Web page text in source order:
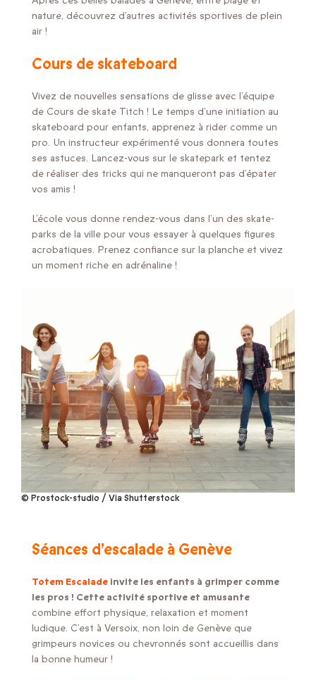
nature, découvrez d’autres activités sportives de plein
air !
Cours de skateboard
Vivez de nouvelles sensations de glisse avec l’équipe
de Cours de skate Titch ! Le temps d’une initiation au
skateboard pour enfants, apprenez à rider comme un
pro. Un instructeur expérimenté vous donnera toutes
ses astuces. Lancez-vous sur le skatepark et tentez
de réaliser des tricks qui ne manqueront pas d’épater
vos amis !
L’école vous donne rendez-vous dans l’un des skate-
parks de la ville pour vous essayer à quelques figures
acrobatiques. Prenez confiance sur la planche et vivez
un moment riche en adrénaline !
© Prostock-studio / Via Shutterstock
Séances d’escalade à Genève
Totem Escalade invite les enfants à grimper comme
les pros ! Cette activité sportive et amusante
combine effort physique, relaxation et moment
ludique. C’est à Versoix, non loin de Genève que
grimpeurs novices ou chevronnés sont accueillis dans
la bonne humeur !